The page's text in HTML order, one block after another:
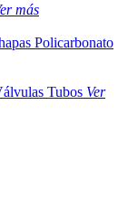
más
Policarbonato
Tubos Ver